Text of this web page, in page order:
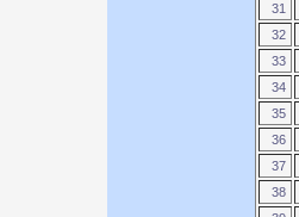
31
32
33
34
35
36
37
38